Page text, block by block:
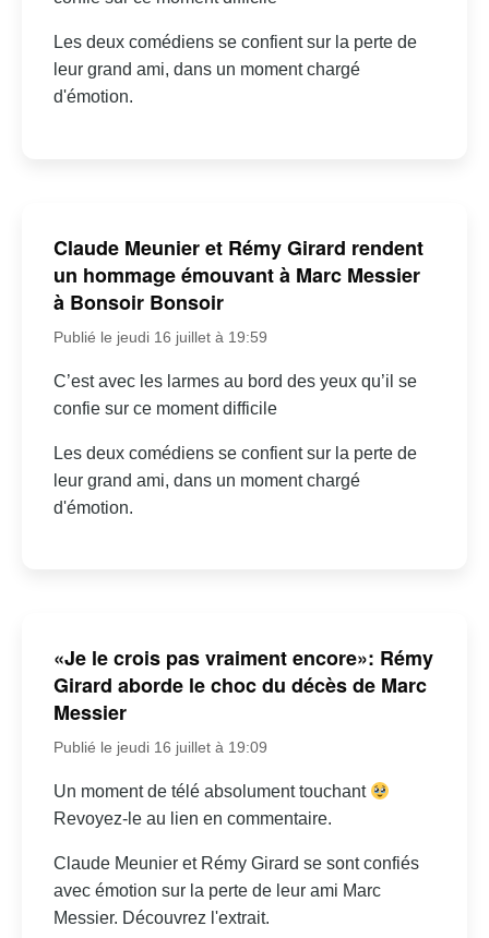
Les deux comédiens se confient sur la perte de
leur grand ami, dans un moment chargé
d'émotion.
Claude Meunier et Rémy Girard rendent
un hommage émouvant à Marc Messier
à Bonsoir Bonsoir
Publié le jeudi 16 juillet à 19:59
C’est avec les larmes au bord des yeux qu’il se
confie sur ce moment difficile
Les deux comédiens se confient sur la perte de
leur grand ami, dans un moment chargé
d'émotion.
«Je le crois pas vraiment encore»: Rémy
Girard aborde le choc du décès de Marc
Messier
Publié le jeudi 16 juillet à 19:09
Un moment de télé absolument touchant
Revoyez-le au lien en commentaire.
Claude Meunier et Rémy Girard se sont confiés
avec émotion sur la perte de leur ami Marc
Messier. Découvrez l'extrait.